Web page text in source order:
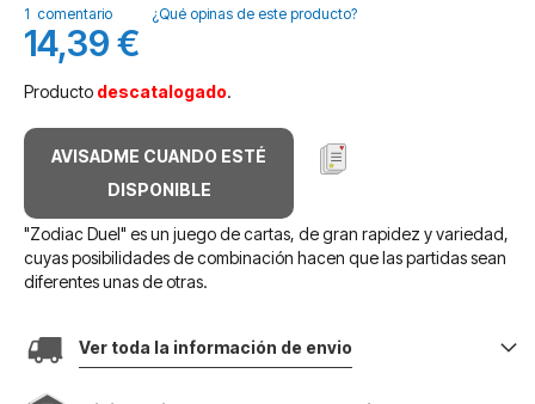
galería
de
imágenes
1 comentario ¿Qué opinas de este producto?
14,39 €
Producto descatalogado.
AVISADME CUANDO ESTÉ
DISPONIBLE
"Zodiac Duel" es un juego de cartas, de gran rapidez y variedad,
cuyas posibilidades de combinación hacen que las partidas sean
diferentes unas de otras.
Ver toda la información de envio